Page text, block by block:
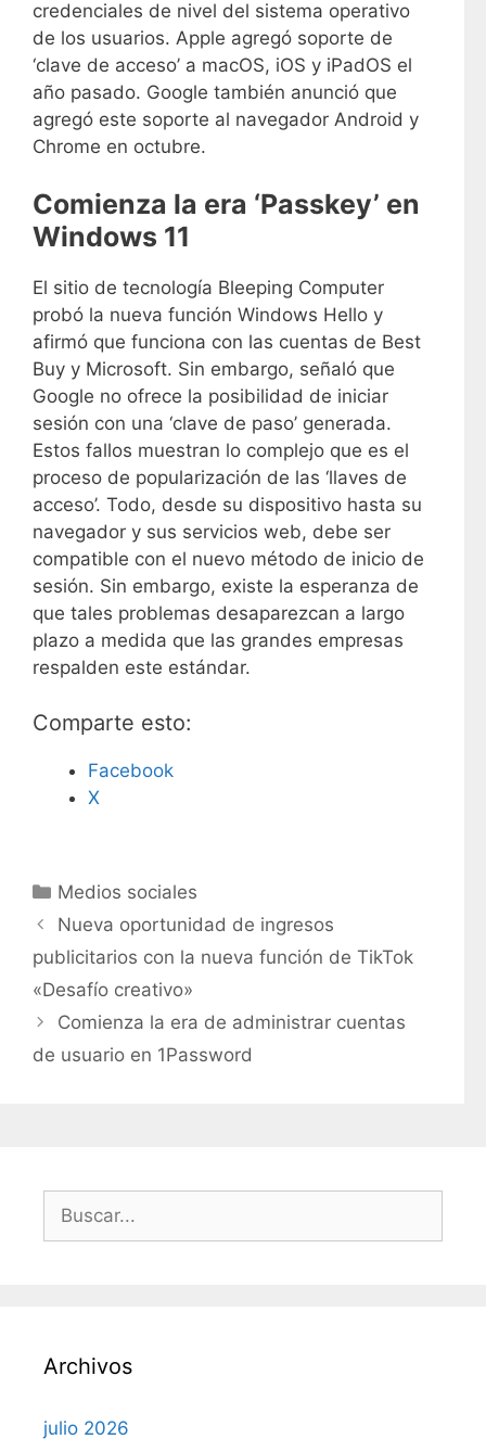
credenciales de nivel del sistema operativo
de los usuarios. Apple agregó soporte de
‘clave de acceso’ a macOS, iOS y iPadOS el
año pasado. Google también anunció que
agregó este soporte al navegador Android y
Chrome en octubre.
Comienza la era ‘Passkey’ en
Windows 11
El sitio de tecnología Bleeping Computer
probó la nueva función Windows Hello y
afirmó que funciona con las cuentas de Best
Buy y Microsoft. Sin embargo, señaló que
Google no ofrece la posibilidad de iniciar
sesión con una ‘clave de paso’ generada.
Estos fallos muestran lo complejo que es el
proceso de popularización de las ‘llaves de
acceso’. Todo, desde su dispositivo hasta su
navegador y sus servicios web, debe ser
compatible con el nuevo método de inicio de
sesión. Sin embargo, existe la esperanza de
que tales problemas desaparezcan a largo
plazo a medida que las grandes empresas
respalden este estándar.
Comparte esto:
Facebook
X
C
a
e
g
o
r
Medios sociales
Nueva oportunidad de ingresos
publicitarios con la nueva función de TikTok
«Desafío creativo»
Comienza la era de administrar cuentas
de usuario en 1Password
:
Archivos
julio 2026